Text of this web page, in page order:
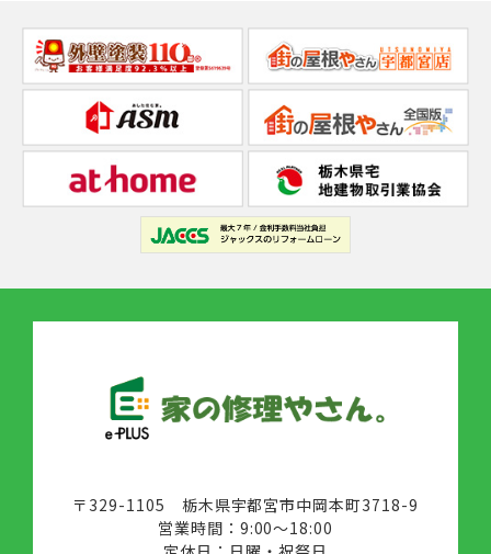
〒329-1105 栃木県宇都宮市中岡本町3718-9
営業時間：9:00～18:00